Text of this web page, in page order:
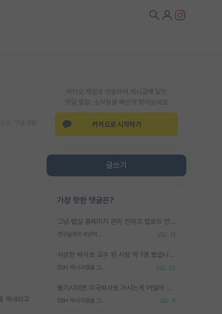
카카오 계정과 연동하여 게시글에 달린
댓글 알람, 소식등을 빠르게 받아보세요
카카오로 시작하기
글쓰기
가장 핫한 댓글은?
그냥 랩실 홈페이지 관리 안하고 업로드 안한거 아님?
연구실적이 4년의 공백이 있는거 어떻게 생각하냐 12
서성한 박사로 교수 된 사람 딱 1명 봤습니다. 근데 지방대 박사로 교수된 거는 기적이 일어나야되요. 서성한 학부부터여도 빡센게 교수임용일텐데 지방대박사로 무슨 교수가 되나요...... 중소기업/중견기업 팀장급/연구소장급이나 될거 같네요.
SSH 박사과정을 그만두고 지방대 박사로 옮기면 교수의 꿈은 끝일까요? 20
옮기시려면 미국박사로 가시는게 어떨까 싶네요. 교수가 꿈이면 미국박사 하고 미국교수 까지 같이 노리시는게 기회가 많지 않을까요?
SSH 박사과정을 그만두고 지방대 박사로 옮기면 교수의 꿈은 끝일까요? 9
꺼내려고